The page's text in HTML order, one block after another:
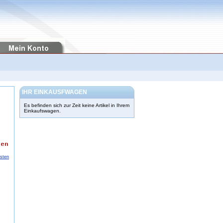
IHR EINKAUSFWAGEN
Es befinden sich zur Zeit keine Artikel in Ihrem
Einkaufswagen.